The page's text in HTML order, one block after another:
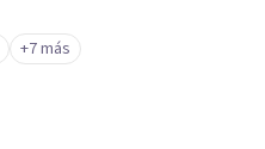
+7 más